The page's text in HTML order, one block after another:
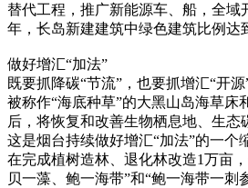
替代工程，推广新能源车、船，全域
年，长岛新建建筑中绿色建筑比例达
做好增汇“加法”
既要抓降碳“节流”，也要抓增汇“开源”
被称作“海底种草”的大黑山岛海草
后，将恢复和改善生物栖息地、生态
这是烟台持续做好增汇“加法”的一个
在完成植树造林、退化林改造1万亩
贝一藻、鲍一海带”和“鲍一海带一